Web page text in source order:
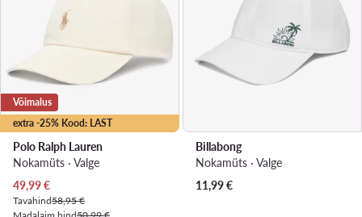
extra -25% Kood: LAST
Võimalus
Polo Ralph Lauren
Nokamüts · Valge
Praegune hind
49,99€
Tavahind58,95 €
Billabong
Nokamüts · Valge
11,99€